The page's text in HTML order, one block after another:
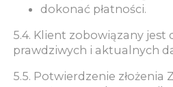
dokonać płatności.
5.4. Klient zobowiązany jest
prawdziwych i aktualnych
5.5. Potwierdzenie złożenia